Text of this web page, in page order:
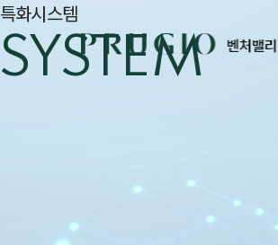
특화시스템
SYSTEM